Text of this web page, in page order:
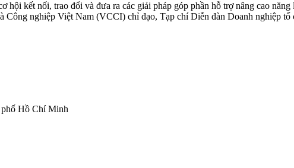
kết nối, trao đổi và đưa ra các giải pháp góp phần hỗ trợ nâng cao
nghiệp Việt Nam (VCCI) chỉ đạo, Tạp chí Diễn đàn Doanh nghiệp tổ
Hồ Chí Minh